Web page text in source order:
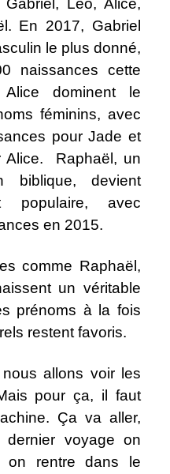
En 2017, Gabriel
le plus donné,
naissances cette
dominent le
féminins, avec
pour Jade et
Alice. Raphaël, un
biblique, devient
populaire, avec
en 2015.
comme Raphaël,
un véritable
prénoms à la fois
restent favoris.
allons voir les
pour ça, il faut
Ça va aller,
dernier voyage on
on rentre dans le